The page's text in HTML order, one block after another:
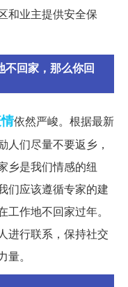
和业主提供安全保
不回家，那么你回
依然严峻。根据最新
人们尽量不要返乡，
乡是我们情感的纽
们应该遵循专家的建
作地不回家过年。
进行联系，保持社交
。